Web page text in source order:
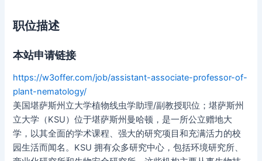
职位描述
本站申请链接
https://w3offer.com/job/assistant-associate-professor-of-
plant-nematology/
美国堪萨斯州立大学植物线虫学助理/副教授职位；堪萨斯州
立大学（KSU）位于堪萨斯州曼哈顿，是一所公立赠地大
学，以其全面的学术课程、强大的研究项目和充满活力的校
园生活而闻名。KSU 拥有众多研究中心，包括环境研究所、